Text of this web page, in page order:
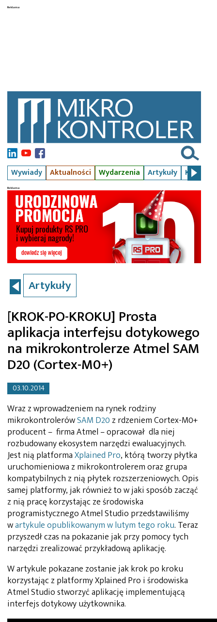
Wywiady Aktualności Wydarzenia Artykuły Kursy
Artykuły
[KROK-PO-KROKU] Prosta
aplikacja interfejsu dotykowego
na mikrokontrolerze Atmel SAM
D20 (Cortex-M0+)
03.10.2014
Wraz z wprowadzeniem na rynek rodziny
mikrokontrolerówSAM D20 z rdzeniem Cortex-M0+
producent – firma Atmel – opracował dla niej
rozbudowany ekosystem narzędzi ewaluacyjnych.
Jest nią platformaXplained Pro, którą tworzy płytka
uruchomieniowa z mikrokontrolerem oraz grupa
kompatybilnych z nią płytek rozszerzeniowych. Opis
samej platformy, jak również to w jaki sposób zacząć
z nią pracę korzystając ze środowiska
programistycznego Atmel Studio przedstawiliśmy
wartykule opublikowanym w lutym tego roku. Teraz
przyszedł czas na pokazanie jak przy pomocy tych
narzędzi zrealizować przykładową aplikację.
W artykule pokazane zostanie jak krok po kroku
korzystając z platformy Xplained Pro i środowiska
Atmel Studio stworzyć aplikację implementującą
interfejs dotykowy użytkownika.